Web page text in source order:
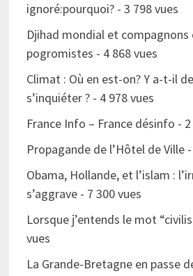
ignoré:pourquoi?- 3 798 vues
Djihad mondial et
pogromistes - 4 868 vues
Climat : Où en est-on? Y a-t-il
s’inquiéter ?- 4 978 vues
France Info – France désinfo -
Propagande de l’Hôtel de Ville-
Obama, Hollande, et l’islam :
s’aggrave- 7 300 vues
Lorsque j’entends le mot
vues
La Grande-Bretagne en passe